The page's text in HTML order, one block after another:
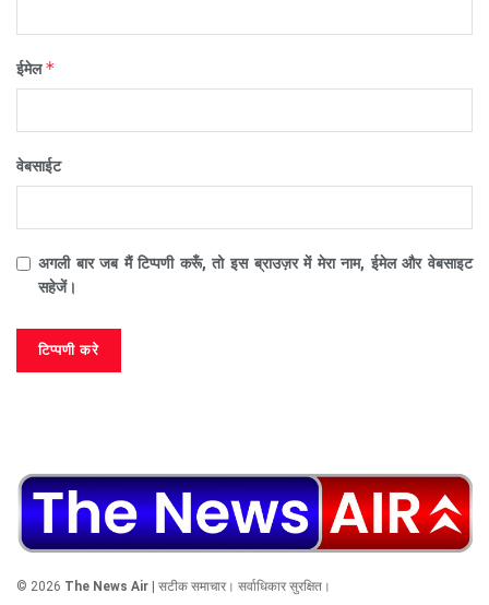
ईमेल*
वेबसाईट
अगली बार जब मैं टिप्पणी करूँ, तो इस ब्राउज़र में मेरा नाम, ईमेल और वेबसाइट
सहेजें।
© 2026 The News Air | सटीक समाचार। सर्वाधिकार सुरक्षित।